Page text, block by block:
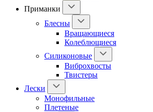
Приманки
Блесны
Вращающиеся
Колеблющиеся
Силиконовые
Виброхвосты
Твистеры
Лески
Монофильные
Плетеные